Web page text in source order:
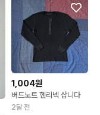
1,004원
버드노트 헨리넥 삽니다
2달 전